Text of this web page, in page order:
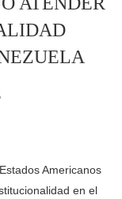
Americanos
en el